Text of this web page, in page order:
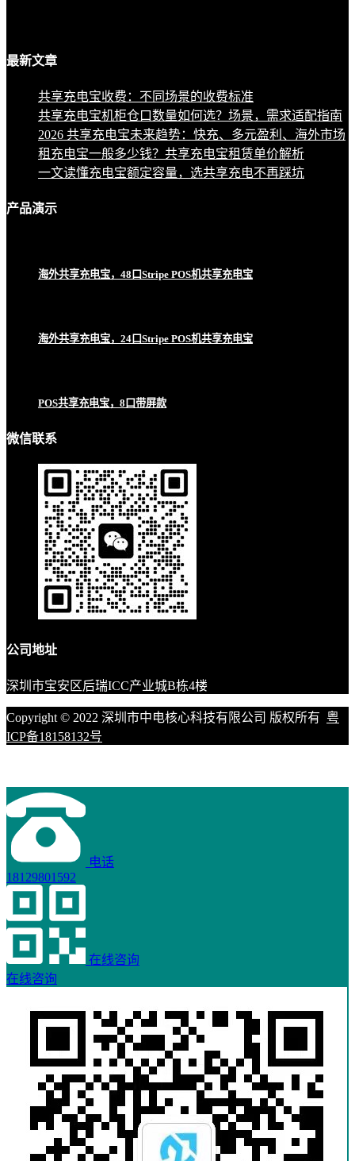
最新文章
共享充电宝收费：不同场景的收费标准
共享充电宝机柜仓口数量如何选？场景，需求适配指南
2026 共享充电宝未来趋势：快充、多元盈利、海外市场
租充电宝一般多少钱？共享充电宝租赁单价解析
一文读懂充电宝额定容量，选共享充电不再踩坑
产品演示
海外共享充电宝，48口Stripe POS机共享充电宝
海外共享充电宝，24口Stripe POS机共享充电宝
POS共享充电宝，8口带屏款
微信联系
公司地址
深圳市宝安区后瑞ICC产业城B栋4楼
Copyright © 2022 深圳市中电核心科技有限公司 版权所有 粤
ICP备18158132号
电话
18129801592
在线咨询
在线咨询